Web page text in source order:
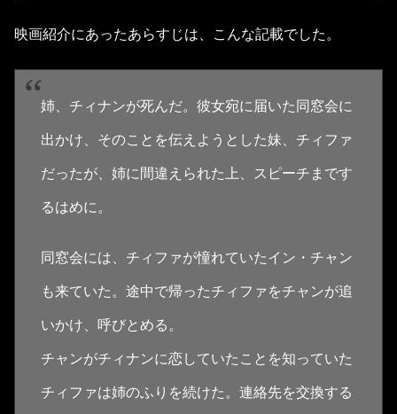
映画紹介にあったあらすじは、こんな記載でした。
姉、チィナンが死んだ。彼女宛に届いた同窓会に
出かけ、そのことを伝えようとした妹、チィファ
だったが、姉に間違えられた上、スピーチまです
るはめに。
同窓会には、チィファが憧れていたイン・チャン
も来ていた。途中で帰ったチィファをチャンが追
いかけ、呼びとめる。
チャンがチィナンに恋していたことを知っていた
チィファは姉のふりを続けた。連絡先を交換する